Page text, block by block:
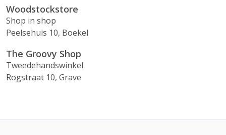
Woodstockstore
Shop in shop
Peelsehuis 10, Boekel
The Groovy Shop
Tweedehandswinkel
Rogstraat 10, Grave